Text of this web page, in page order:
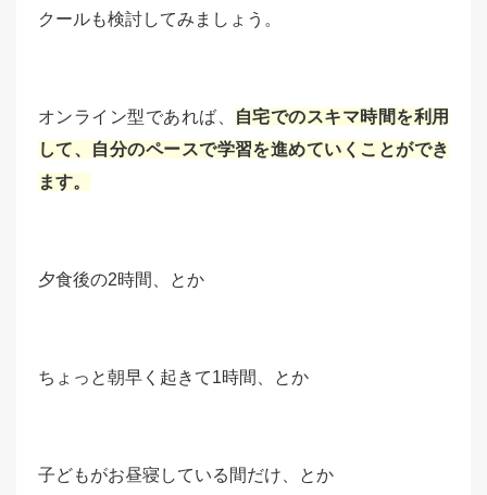
クールも検討してみましょう。
オンライン型であれば、
自宅でのスキマ時間を利用
して、自分のペースで学習を進めていくことができ
ます。
夕食後の2時間、とか
ちょっと朝早く起きて1時間、とか
子どもがお昼寝している間だけ、とか